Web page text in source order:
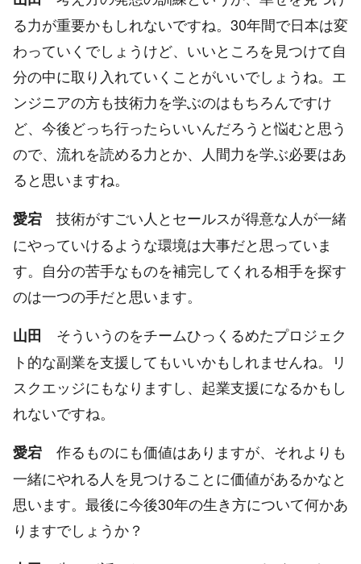
る力が重要かもしれないですね。30年間で日本は変
わっていくでしょうけど、いいところを見つけて自
分の中に取り入れていくことがいいでしょうね。エ
ンジニアの方も技術力を学ぶのはもちろんですけ
ど、今後どっち行ったらいいんだろうと悩むと思う
ので、流れを読める力とか、人間力を学ぶ必要はあ
ると思いますね。
愛宕 技術がすごい人とセールスが得意な人が一緒
にやっていけるような環境は大事だと思っていま
す。自分の苦手なものを補完してくれる相手を探す
のは一つの手だと思います。
山田 そういうのをチームひっくるめたプロジェク
ト的な副業を支援してもいいかもしれませんね。リ
スクエッジにもなりますし、起業支援になるかもし
れないですね。
愛宕 作るものにも価値はありますが、それよりも
一緒にやれる人を見つけることに価値があるかなと
思います。最後に今後30年の生き方について何かあ
りますでしょうか？